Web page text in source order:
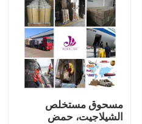
مسحوق مستخلص
الشيلاجيت، حمض